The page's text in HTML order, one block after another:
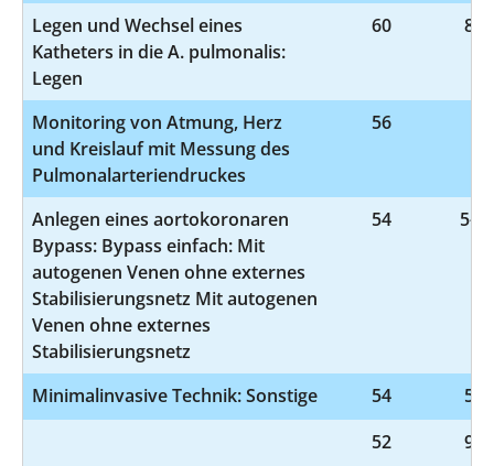
Legen und Wechsel eines
Katheters in die A. pulmonalis:
Legen
60 8-
Monitoring von Atmung, Herz
und Kreislauf mit Messung des
Pulmonalarteriendruckes
56
Anlegen eines aortokoronaren
Bypass: Bypass einfach: Mit
autogenen Venen ohne externes
Stabilisierungsnetz Mit autogenen
Venen ohne externes
Stabilisierungsnetz
54 5-
Minimalinvasive Technik: Sonstige 54
5-
52
9-